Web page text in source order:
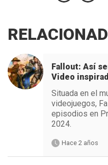
Fallout: Así
Video
Situada en el
videojuegos,
episodios en
2024.
Hace 2 años